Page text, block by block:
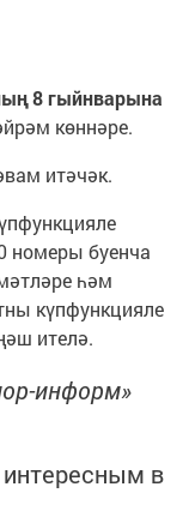
8 гыйнварына
көннәре.
итәчәк.
номеры буенча
һәм
күпфункцияле
ителә.
информ»
в